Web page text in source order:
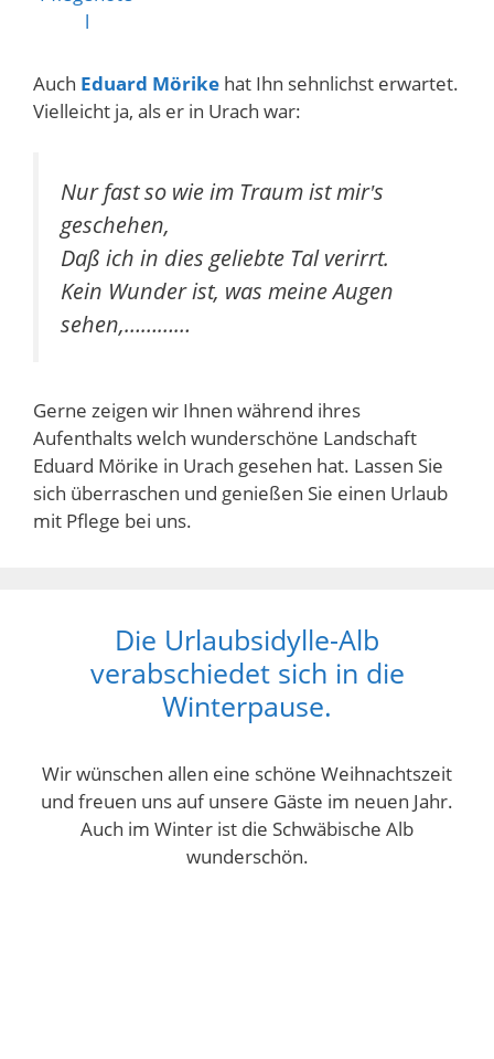
Auch Eduard Mörike hat Ihn sehnlichst erwartet.
Vielleicht ja, als er in Urach war:
Nur fast so wie im Traum ist mir′s
geschehen,
Daß ich in dies geliebte Tal verirrt.
Kein Wunder ist, was meine Augen
sehen,…………
Gerne zeigen wir Ihnen während ihres
Aufenthalts welch wunderschöne Landschaft
Eduard Mörike in Urach gesehen hat. Lassen Sie
sich überraschen und genießen Sie einen Urlaub
mit Pflege bei uns.
Die Urlaubsidylle-Alb
verabschiedet sich in die
Winterpause.
Wir wünschen allen eine schöne Weihnachtszeit
und freuen uns auf unsere Gäste im neuen Jahr.
Auch im Winter ist die Schwäbische Alb
wunderschön.